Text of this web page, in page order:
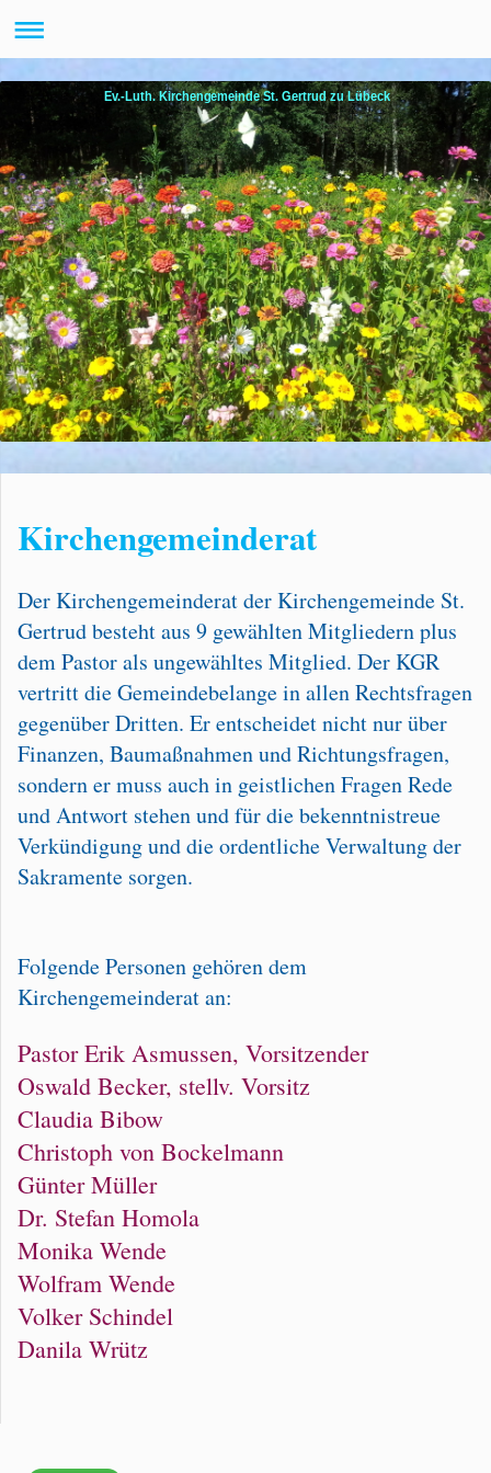
Ev.-Luth. Kirchengemeinde St. Gertrud zu Lübeck
Kirchengemeinderat
Der Kirchengemeinderat der Kirchengemeinde St.
Gertrud besteht aus 9 gewählten Mitgliedern plus
dem Pastor als ungewähltes Mitglied. Der KGR
vertritt die Gemeindebelange in allen Rechtsfragen
gegenüber Dritten. Er entscheidet nicht nur über
Finanzen, Baumaßnahmen und Richtungsfragen,
sondern er muss auch in geistlichen Fragen Rede
und Antwort stehen und für die bekenntnistreue
Verkündigung und die ordentliche Verwaltung der
Sakramente sorgen.
Folgende Personen gehören dem
Kirchengemeinderat an:
Pastor Erik Asmussen, Vorsitzender
Oswald Becker, stellv. Vorsitz
Claudia Bibow
Christoph von Bockelmann
Günter Müller
Dr. Stefan Homola
Monika Wende
Wolfram Wende
Volker Schindel
Danila Wrütz